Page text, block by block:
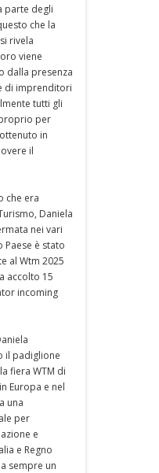
parte degli
che la
rivela
viene
dalla presenza
di imprenditori
tutti gli
per
in
il
che era
Daniela
nei vari
Paese è stato
al Wtm 2025
accolto 15
incoming
il padiglione
fiera WTM di
Europa e nel
una
per
e
e Regno
sempre un